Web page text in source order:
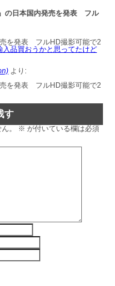
の日本国内発売を発表 フル
を発表 フルHD撮影可能で2
品買おうかと思ってたけど
より:
を発表 フルHD撮影可能で2
す
。 ※ が付いている欄は必須